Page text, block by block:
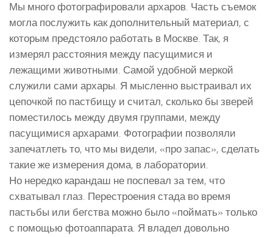
Мы много фотографировали архаров. Часть съемок
могла послужить как дополнительный материал, с
которым предстояло работать в Москве. Так, я
измерял расстояния между пасущимися и
лежащими животными. Самой удобной меркой
служили сами архары. Я мысленно выстраивал их
цепочкой по пастбищу и считал, сколько бы зверей
поместилось между двумя группами, между
пасущимися архарами. Фотографии позволяли
запечатлеть то, что мы видели, «про запас», сделать
такие же измерения дома, в лаборатории.
Но нередко карандаш не поспевал за тем, что
схватывал глаз. Перестроения стада во время
пастьбы или бегства можно было «поймать» только
с помощью фотоаппарата. Я владел довольно